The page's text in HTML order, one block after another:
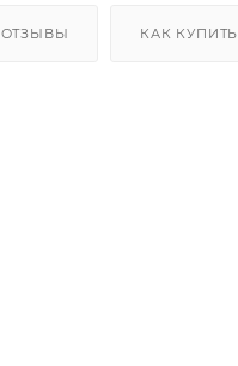
ОТЗЫВЫ КАК КУПИТЬ